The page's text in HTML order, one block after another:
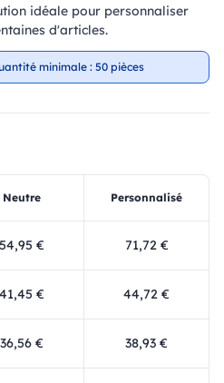
idéale pour personnaliser
d'articles.
minimale : 50 pièces
Neutre Personnalisé
54,95 € 71,72 €
41,45 € 44,72 €
36,56 € 38,93 €